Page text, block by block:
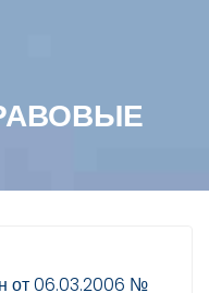
от 06.03.2006 №